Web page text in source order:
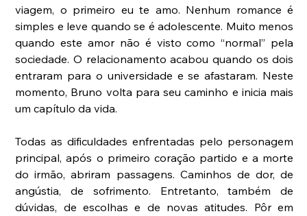
viagem, o primeiro eu te amo. Nenhum romance é
simples e leve quando se é adolescente. Muito menos
quando este amor não é visto como “normal” pela
sociedade. O relacionamento acabou quando os dois
entraram para o universidade e se afastaram. Neste
momento, Bruno volta para seu caminho e inicia mais
um capítulo da vida.
Todas as dificuldades enfrentadas pelo personagem
principal, após o primeiro coração partido e a morte
do irmão, abriram passagens. Caminhos de dor, de
angústia, de sofrimento. Entretanto, também de
dúvidas, de escolhas e de novas atitudes. Pôr em